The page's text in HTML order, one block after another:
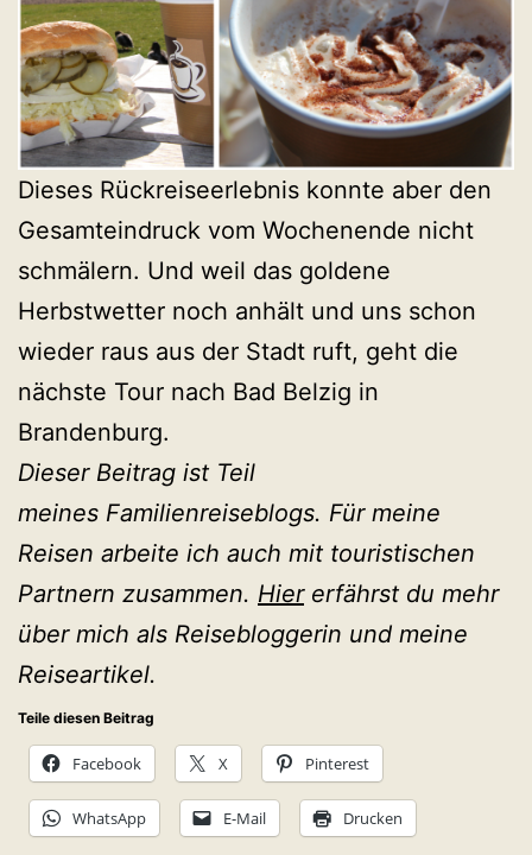
Dieses Rückreiseerlebnis konnte aber den
Gesamteindruck vom Wochenende nicht
schmälern. Und weil das goldene
Herbstwetter noch anhält und uns schon
wieder raus aus der Stadt ruft, geht die
nächste Tour nach Bad Belzig in
Brandenburg.
Dieser Beitrag ist Teil
meines Familienreiseblogs. Für meine
Reisen arbeite ich auch mit touristischen
Partnern zusammen. Hiererfährst du mehr
über mich als Reisebloggerin und meine
Reiseartikel.
Teile diesen Beitrag
Facebook X Pinterest
WhatsApp E-Mail Drucken